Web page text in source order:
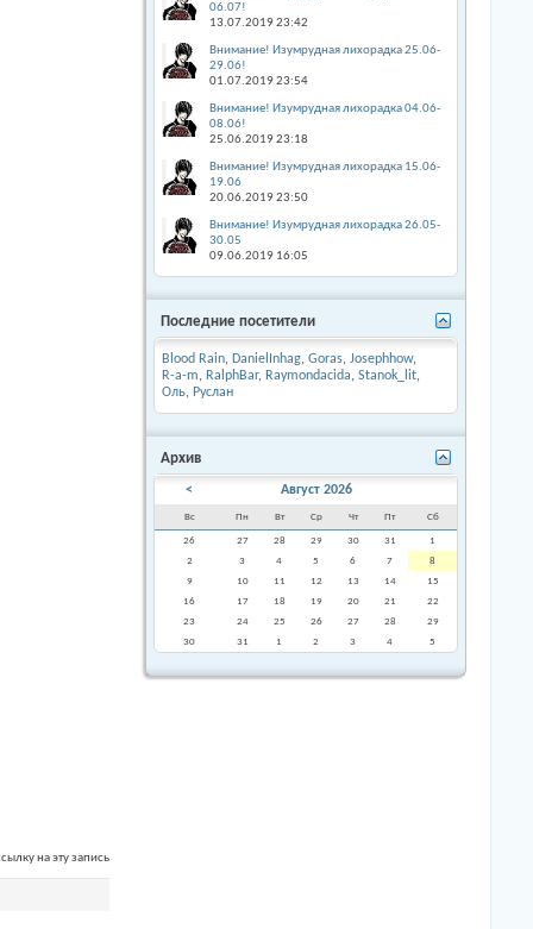
на эту запись
06.07!
13.07.201923:42
Внимание! Изумрудная лихорадка 25.06-
29.06!
01.07.201923:54
Внимание! Изумрудная лихорадка 04.06-
08.06!
25.06.201923:18
Внимание! Изумрудная лихорадка 15.06-
19.06
20.06.201923:50
Внимание! Изумрудная лихорадка 26.05-
30.05
09.06.2019 16:05
Последние посетители
Blood Rain, DanielInhag, Goras, Josephhow,
R-a-m, RalphBar, Raymondacida, Stanok_lit,
Оль, Руслан
Архив
< Август 2026
Вс Пн Вт Ср Чт Пт Сб
26 27 28 29 30 31
1
2
3 4 5 6 7
8
9
10 11 12 13 14
15
16
17 18 19 20 21
22
23
24 25 26 27 28
29
30
31 1 2 3 4 5